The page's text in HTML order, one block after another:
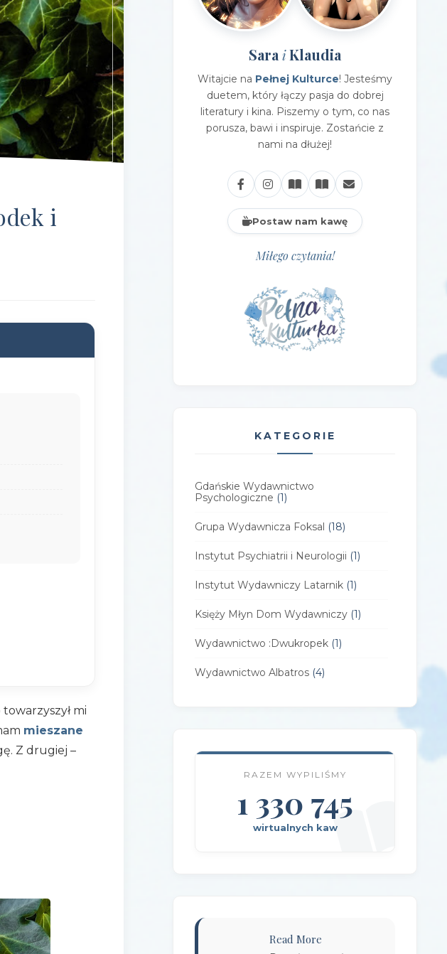
i
mi
mieszane
Z drugiej –
SaraiKlaudia
Witajcie na Pełnej Kulturce! Jesteśmy
duetem, który łączy pasja do dobrej
literatury i kina. Piszemy o tym, co nas
porusza, bawi i inspiruje. Zostańcie z
nami na dłużej!
Postaw nam kawę
Miłego czytania!
KATEGORIE
Gdańskie Wydawnictwo
Psychologiczne (1)
Grupa Wydawnicza Foksal (18)
Instytut Psychiatrii i Neurologii (1)
Instytut Wydawniczy Latarnik(1)
Księży Młyn Dom Wydawniczy(1)
Wydawnictwo :Dwukropek(1)
Wydawnictwo Albatros(4)
Wydawnictwo Axis Mundi (3)
Wydawnictwo Bosz (1)
RAZEM WYPILIŚMY
1 330 745
wirtualnych kaw
Read More